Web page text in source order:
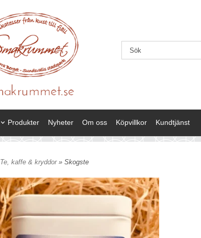
Produkter Nyheter Om oss Köpvillkor Kundtjänst
Te, kaffe & kryddor » Skogste